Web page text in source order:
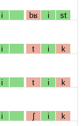
i bʁ i st
i t i k
i t i k
i ʃ i k